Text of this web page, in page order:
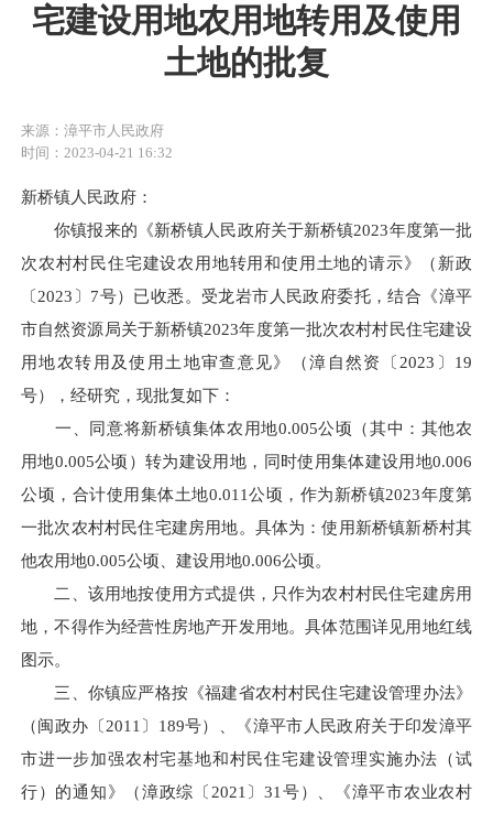
宅建设用地农用地转用及使用
土地的批复
来源：漳平市人民政府
时间：2023-04-21 16:32
新桥镇人民政府：
你镇报来的《新桥镇人民政府关于新桥镇2023年度第一批
次农村村民住宅建设农用地转用和使用土地的请示》（新政
〔2023〕7号）已收悉。受龙岩市人民政府委托，结合《漳平
市自然资源局关于新桥镇2023年度第一批次农村村民住宅建设
用地农转用及使用土地审查意见》（漳自然资〔2023〕19
号），经研究，现批复如下：
一、同意将新桥镇集体农用地0.005公顷（其中：其他农
用地0.005公顷）转为建设用地，同时使用集体建设用地0.006
公顷，合计使用集体土地0.011公顷，作为新桥镇2023年度第
一批次农村村民住宅建房用地。具体为：使用新桥镇新桥村其
他农用地0.005公顷、建设用地0.006公顷。
二、该用地按使用方式提供，只作为农村村民住宅建房用
地，不得作为经营性房地产开发用地。具体范围详见用地红线
图示。
三、你镇应严格按《福建省农村村民住宅建设管理办法》
（闽政办〔2011〕189号）、《漳平市人民政府关于印发漳平
市进一步加强农村宅基地和村民住宅建设管理实施办法（试
行）的通知》（漳政综〔2021〕31号）、《漳平市农业农村